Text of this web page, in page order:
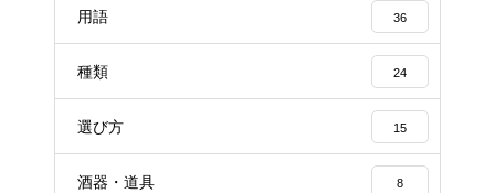
用語 36
種類 24
選び方 15
酒器・道具 8